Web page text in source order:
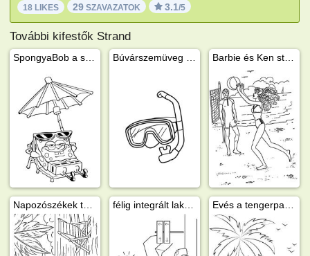
18 LIKES 29 SZAVAZATOK 3.1/5
További kifestők Strand